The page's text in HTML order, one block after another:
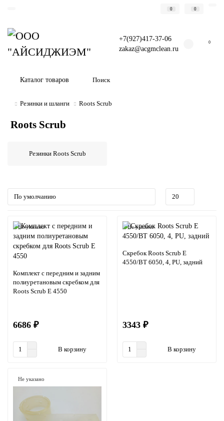
0 0
+7(927)417-37-06
zakaz@acgmclean.ru
0
Каталог товаров
Резинки и шланги Roots Scrub
Roots Scrub
Резинки Roots Scrub
Не указано
Комплект с передним и задним
полиуретановым скребком для
Roots Scrub E 4550
6686 ₽
В корзину
Не указано
Скребок Roots Scrub E
4550/BT 6050, 4, PU, задний
3343 ₽
В корзину
Не указано